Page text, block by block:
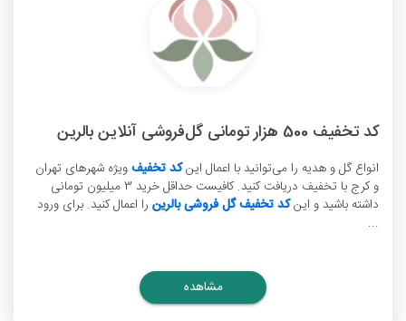
کد تخفیف 500 هزار تومانی گل‌فروشی آنلاین بالرین
انواع گل و هدیه را می‌توانید با اعمال اینکد تخفیفویژه شهرهای تهران
و کرج با تخفیف دریافت کنید. کافیست حداقل خرید 3 میلیون تومانی
داشته باشید و اینکد تخفیف گل فروشی بالرین را اعمال کنید. برای ورود
...
مشاهده